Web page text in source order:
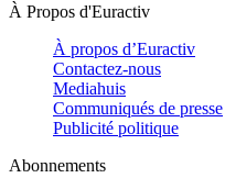
À Propos d'Euractiv
À propos d’Euractiv
Contactez-nous
Mediahuis
Communiqués de presse
Publicité politique
Abonnements